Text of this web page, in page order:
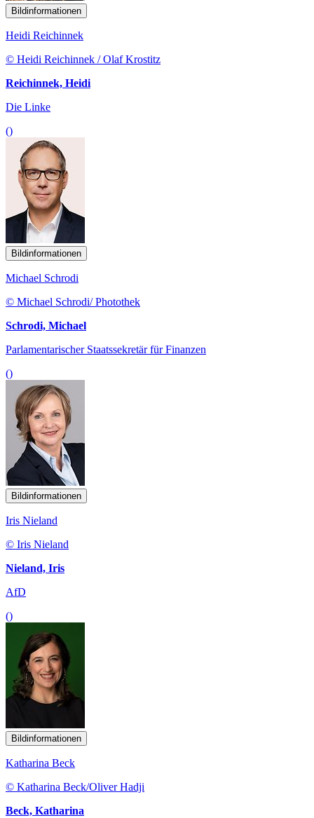
Bildinformationen
Heidi Reichinnek
© Heidi Reichinnek / Olaf Krostitz
Reichinnek, Heidi
Die Linke
()
Bildinformationen
Michael Schrodi
© Michael Schrodi/ Photothek
Schrodi, Michael
Parlamentarischer Staatssekretär für Finanzen
()
Bildinformationen
Iris Nieland
© Iris Nieland
Nieland, Iris
AfD
()
Bildinformationen
Katharina Beck
© Katharina Beck/Oliver Hadji
Beck, Katharina